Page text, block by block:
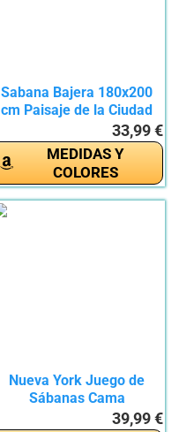
Sabana Bajera 180x200
cm Paisaje de la Ciudad
33,99 €
MEDIDAS Y
COLORES
Nueva York Juego de
Sábanas Cama
90x190+35cm,...39,99 €